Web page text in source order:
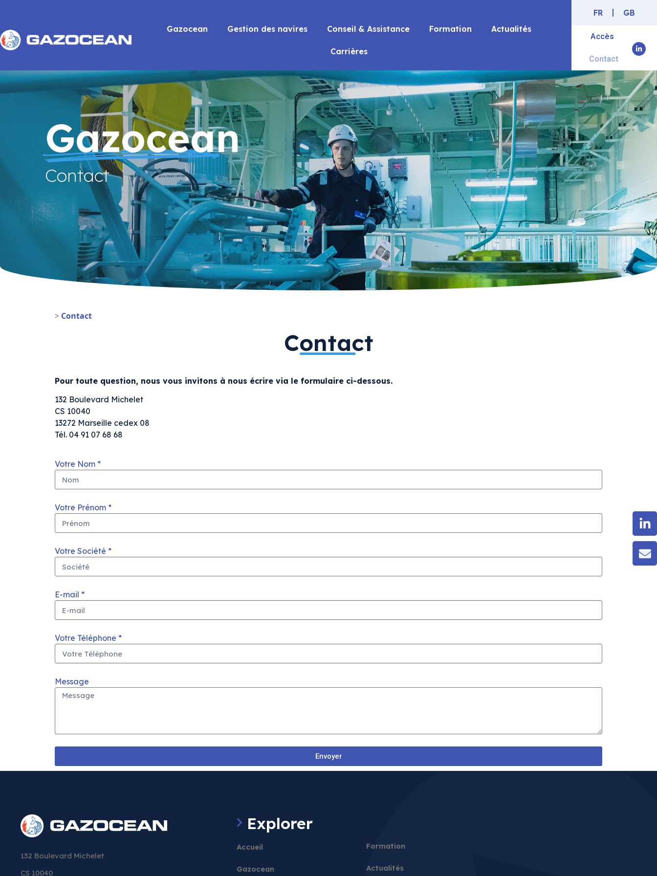
Gazocean Gestion des navires Conseil & Assistance Formation Actualités
Carrières
FR GB
Accès
Contact
Gazocean
Contact
> Contact
Contact
Pour toute question, nous vous invitons à nous écrire via le formulaire ci-dessous.
132 Boulevard Michelet
CS 10040
13272 Marseille cedex 08
Tél. 04 91 07 68 68
Votre Nom *
Votre Prénom *
Votre Société *
E-mail *
Votre Téléphone *
Message
Envoyer
132 Boulevard Michelet
CS 10040
Explorer
Accueil
Gazocean
Formation
Actualités